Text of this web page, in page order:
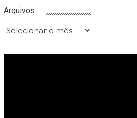
Arquivos
Arquivos